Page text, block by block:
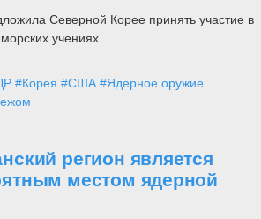
Северной Корее принять участие в
учениях
#Корея #США #Ядерное оружие
регион является
местом ядерной